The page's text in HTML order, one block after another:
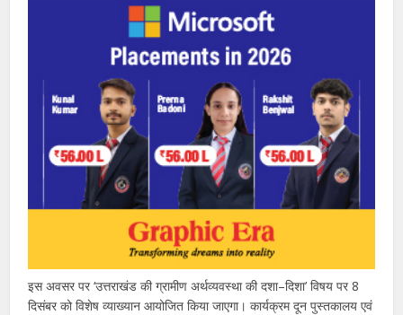
इस अवसर पर ‘उत्तराखंड की ग्रामीण अर्थव्यवस्था की दशा–दिशा’ विषय पर 8
दिसंबर को विशेष व्याख्यान आयोजित किया जाएगा। कार्यक्रम दून पुस्तकालय एवं